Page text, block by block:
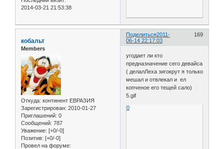
2014-03-21 21:53:38
Поделиться 169
2011-
06-14 22:17:03
кобальт
Members
Откуда: континент ЕВРАЗИЯ
Зарегистрирован: 2010-01-27
Приглашений: 0
Сообщений: 787
Уважение: [+0/-0]
Позитив: [+0/-0]
Провел на форуме:
угодает ли кто
предназначение сего девайса
( делалЛеха зигокрут я только
мешал и отвлекал и ел
копченое его тещей сало)
5.gif
0